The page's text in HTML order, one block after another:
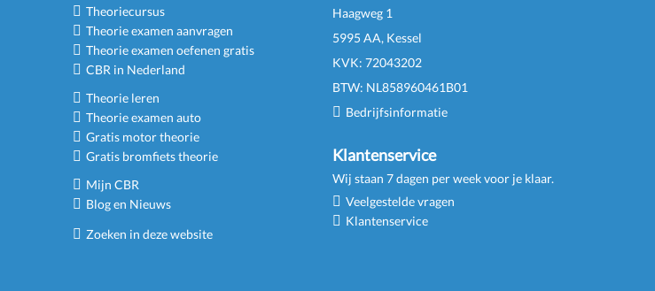
Theoriecursus
Theorie examen aanvragen
Theorie examen oefenen gratis
CBR in Nederland
Theorie leren
Theorie examen auto
Gratis motor theorie
Gratis bromfiets theorie
Mijn CBR
Blog en Nieuws
Zoeken in deze website
Haagweg 1
5995 AA, Kessel
KVK: 72043202
BTW: NL858960461B01
Bedrijfsinformatie
Klantenservice
Wij staan 7 dagen per week voor je klaar.
Veelgestelde vragen
Klantenservice